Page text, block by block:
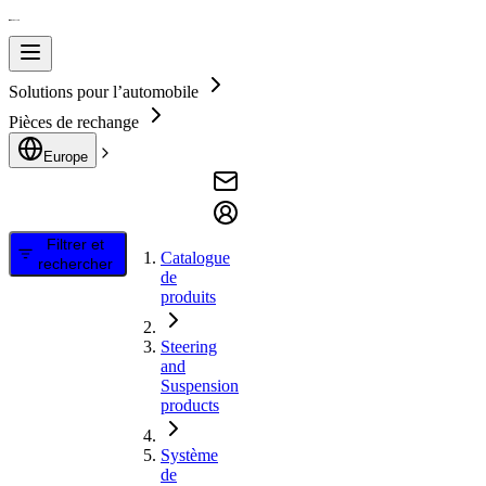
Solutions pour l’automobile
Pièces de rechange
Europe
Filtrer et
rechercher
Catalogue
de
produits
Steering
and
Suspension
products
Système
de